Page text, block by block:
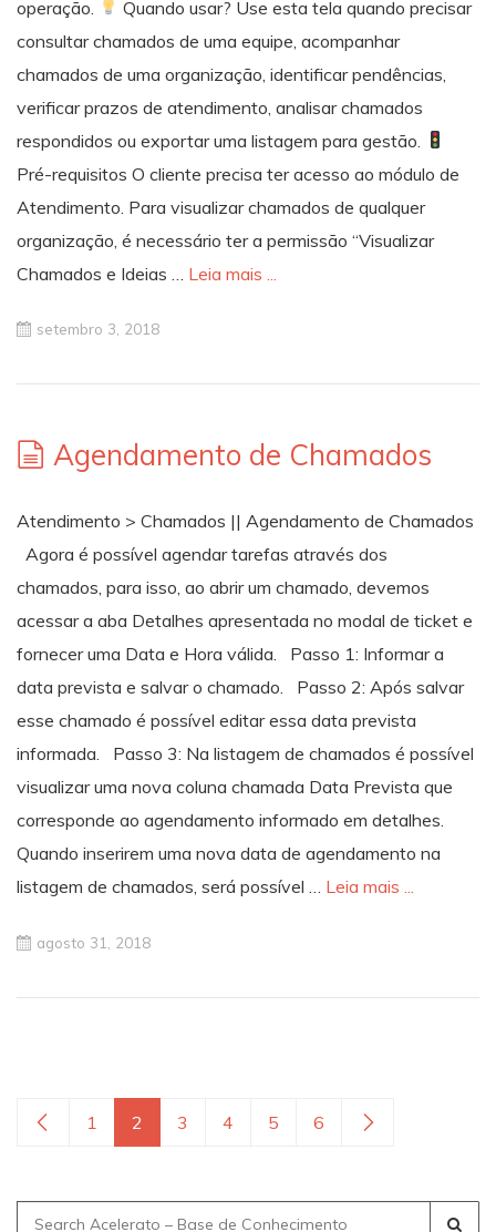
operação.
Quando usar? Use esta tela quando precisar
consultar chamados de uma equipe, acompanhar
chamados de uma organização, identificar pendências,
verificar prazos de atendimento, analisar chamados
respondidos ou exportar uma listagem para gestão.
Pré-requisitos O cliente precisa ter acesso ao módulo de
Atendimento. Para visualizar chamados de qualquer
organização, é necessário ter a permissão “Visualizar
Chamados e Ideias … Leia mais ...
setembro 3, 2018
Agendamento de Chamados
Atendimento > Chamados || Agendamento de Chamados
Agora é possível agendar tarefas através dos
chamados, para isso, ao abrir um chamado, devemos
acessar a aba Detalhes apresentada no modal de ticket e
fornecer uma Data e Hora válida. Passo 1: Informar a
data prevista e salvar o chamado. Passo 2: Após salvar
esse chamado é possível editar essa data prevista
informada. Passo 3: Na listagem de chamados é possível
visualizar uma nova coluna chamada Data Prevista que
corresponde ao agendamento informado em detalhes.
Quando inserirem uma nova data de agendamento na
listagem de chamados, será possível … Leia mais ...
agosto 31, 2018
1 2 3 4 5 6
Search